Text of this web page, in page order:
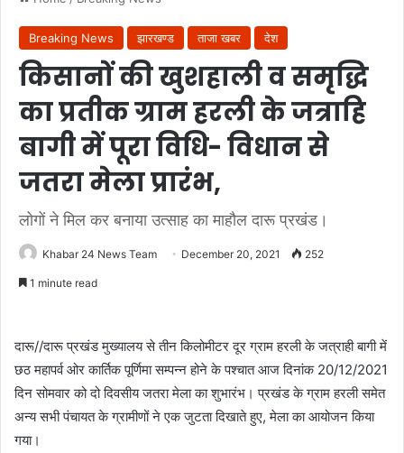
Breaking News झारखण्ड ताजा खबर देश
किसानों की खुशहाली व समृद्धि
का प्रतीक ग्राम हरली के जत्राहि
बागी में पूरा विधि- विधान से
जतरा मेला प्रारंभ,
लोगों ने मिल कर बनाया उत्साह का माहौल दारू प्रखंड।
Khabar 24 News Team December 20, 2021 252
1 minute read
दारू//दारू प्रखंड मुख्यालय से तीन किलोमीटर दूर ग्राम हरली के जत्राही बागी में
छठ महापर्व ओर कार्तिक पूर्णिमा सम्पन्न होने के पश्चात आज दिनांक 20/12/2021
दिन सोमवार को दो दिवसीय जतरा मेला का शुभारंभ। प्रखंड के ग्राम हरली समेत
अन्य सभी पंचायत के ग्रामीणों ने एक जुटता दिखाते हुए, मेला का आयोजन किया
गया।